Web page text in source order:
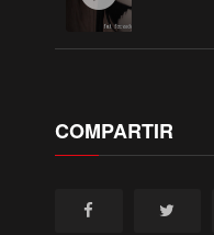
COMPARTIR